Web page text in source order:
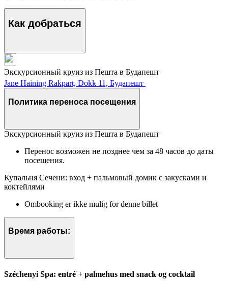
Как добраться
Экскурсионный круиз из Пешта в Будапешт
Jane Haining Rakpart, Dokk 11, Будапешт
Политика переноса посещения
Экскурсионный круиз из Пешта в Будапешт
Перенос возможен не позднее чем за 48 часов до даты
посещения.
Купальня Сечени: вход + пальмовый домик с закусками и
коктейлями
Ombooking er ikke mulig for denne billet
Время работы:
Széchenyi Spa: entré + palmehus med snack og cocktail